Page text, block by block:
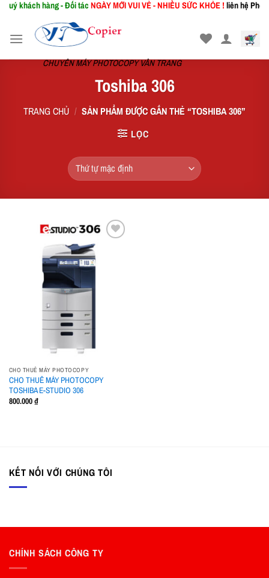
Skip
content
khách hàng - Đối tácNGÀY MỚIVUI VẺ - NHIỀU SỨC KHỎE !liên hệ Phòng
CHUYÊN MÁY PHOTOCOPY VÂN TRANG
Toshiba 306
TRANG CHỦ / SẢN PHẨM ĐƯỢC GẮN THẺ “TOSHIBA 306”
LỌC
CHO THUÊ MÁY PHOTOCOPY
CHO THUÊ MÁY PHOTOCOPY
TOSHIBA E-STUDIO 306
800.000₫
KẾT NỐI VỚI CHÚNG TÔI
CHÍNH SÁCH CÔNG TY